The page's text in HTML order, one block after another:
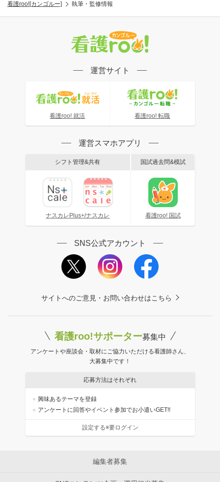
看護roo![カンゴルー] 執筆・監修情報
運営サイト
看護roo! 就活 看護roo! 転職
運営スマホアプリ
シフト管理&共有
ナスカレPlus+/ナスカレ
国試過去問&模試
看護roo! 国試
SNS公式アカウント
サイトへのご意見・お問い合わせはこちら
看護roo!サポーター募集中
アンケートや座談会・取材にご協力いただける看護師さん、
大募集中です！
応募方法はそれぞれ
興味あるテーマを登録
アンケートに回答やイベント参加でお小遣いGET!!
設定する※要ログイン
編集者募集